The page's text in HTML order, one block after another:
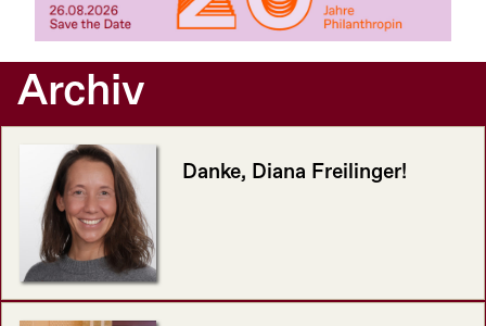
Archiv
Danke, Diana Freilinger!